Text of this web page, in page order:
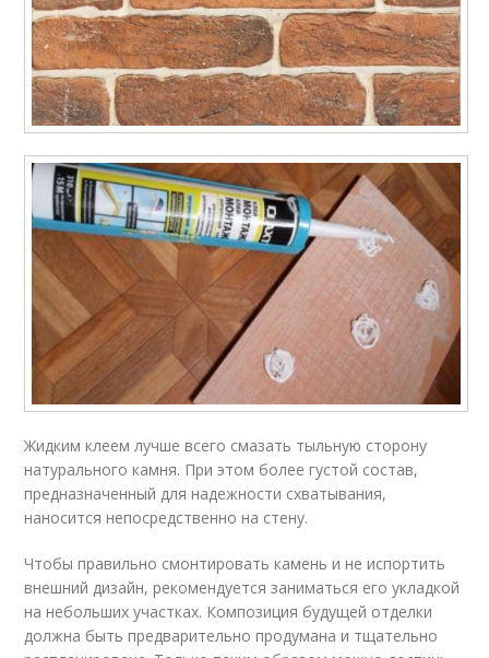
Жидким клеем лучше всего смазать тыльную сторону
натурального камня. При этом более густой состав,
предназначенный для надежности схватывания,
наносится непосредственно на стену.
Чтобы правильно смонтировать камень и не испортить
внешний дизайн, рекомендуется заниматься его укладкой
на небольших участках. Композиция будущей отделки
должна быть предварительно продумана и тщательно